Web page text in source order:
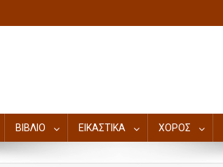
ΒΙΒΛΙΟ ΕΙΚΑΣΤΙΚΑ ΧΟΡΟΣ